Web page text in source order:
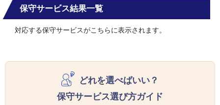
保守サービス結果一覧
対応する保守サービスがこちらに表示されます。
どれを選べばいい？
保守サービス選び方ガイド